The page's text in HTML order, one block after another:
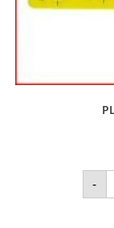
-